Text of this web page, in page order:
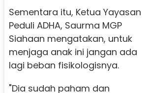
Sementara itu, Ketua Yayasan
Peduli ADHA, Saurma MGP
Siahaan mengatakan, untuk
menjaga anak ini jangan ada
lagi beban fisikologisnya.
"Dia sudah paham dan